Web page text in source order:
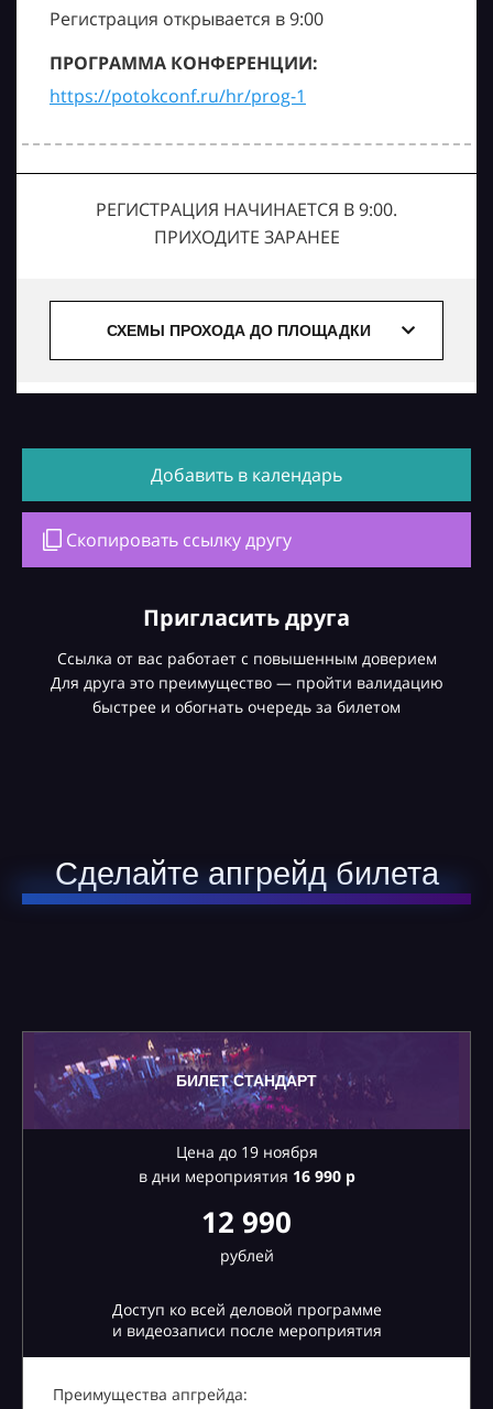
Регистрация открывается в 9:00
ПРОГРАММА КОНФЕРЕНЦИИ:
https://potokconf.ru/hr/prog-1
РЕГИСТРАЦИЯ НАЧИНАЕТСЯ В 9:00.
ПРИХОДИТЕ ЗАРАНЕЕ
СХЕМЫ ПРОХОДА ДО ПЛОЩАДКИ
Добавить в календарь
Скопировать ссылку другу
Пригласить друга
Ссылка от вас работает с повышенным доверием
Для друга это преимущество — пройти валидацию
быстрее и обогнать очередь за билетом
Сделайте апгрейд билета
БИЛЕТ СТАНДАРТ
Цена до 19 ноября
в дни мероприятия 16990 р
12 990
рублей
Доступ ко всей деловой программе
и видеозаписи после мероприятия
Преимущества апгрейда: